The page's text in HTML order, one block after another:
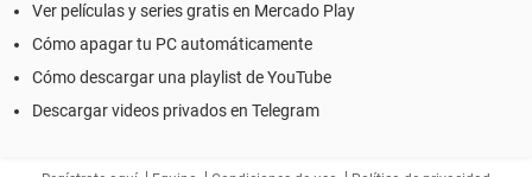
Ver películas y series gratis en Mercado Play
Cómo apagar tu PC automáticamente
Cómo descargar una playlist de YouTube
Descargar videos privados en Telegram